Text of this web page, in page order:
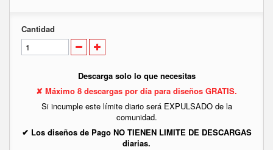
Cantidad
Descarga solo lo que necesitas
✘ Máximo 8 descargas por día para diseños GRATIS.
Si incumple este límite diario será EXPULSADO de la
comunidad.
✔ Los diseños de Pago NO TIENEN LIMITE DE DESCARGAS
diarias.